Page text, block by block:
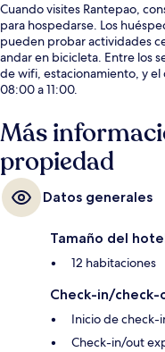
Cuando visites Rantepao,
para hospedarse. Los
pueden probar actividades
andar en bicicleta. Entre los
de wifi, estacionamiento, y
08:00 a 11:00.
Más
propiedad
Datos generales
Tamaño del
12 habitaciones
Check-in/check-
Inicio de check-
Check-in/out